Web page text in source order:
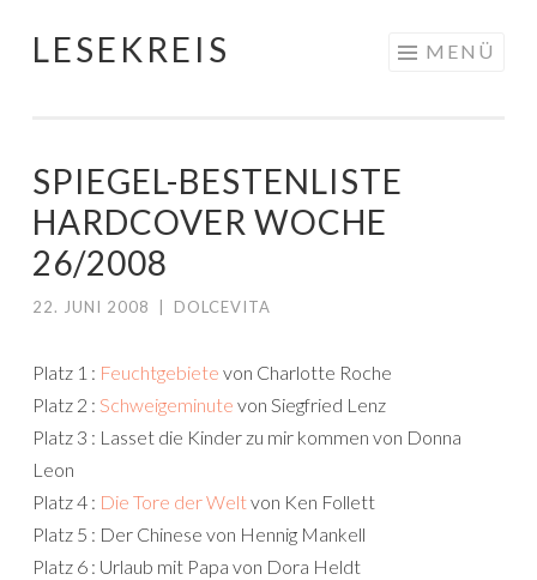
Springe
LESEKREIS MENÜ
SPIEGEL-BESTENLISTE
HARDCOVER WOCHE
26/2008
22. JUNI 2008 DOLCEVITA
Platz 1 : Feuchtgebiete von Charlotte Roche
Platz 2 : Schweigeminute von Siegfried Lenz
Platz 3 : Lasset die Kinder zu mir kommen von Donna
Leon
Platz 4 : Die Tore der Weltvon Ken Follett
Platz 5 : Der Chinese von Hennig Mankell
Platz 6 : Urlaub mit Papa von Dora Heldt